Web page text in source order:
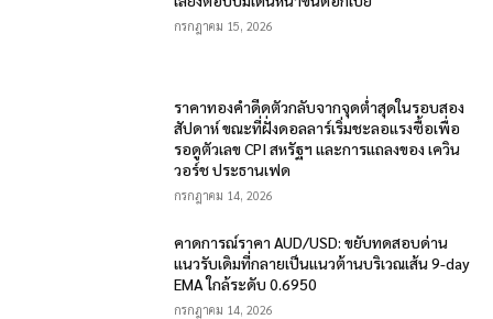
กรกฎาคม 15, 2026
ราคาทองคำดีดตัวกลับจากจุดต่ำสุดในรอบสอง
สัปดาห์ ขณะที่ฝั่งดอลลาร์เริ่มชะลอแรงซื้อเพื่อ
รอดูตัวเลข CPI สหรัฐฯ และการแถลงของ เควิน
วอร์ช ประธานเฟด
กรกฎาคม 14, 2026
คาดการณ์ราคา AUD/USD: ขยับทดสอบด่าน
แนวรับเดิมที่กลายเป็นแนวต้านบริเวณเส้น 9-day
EMA ใกล้ระดับ 0.6950
กรกฎาคม 14, 2026